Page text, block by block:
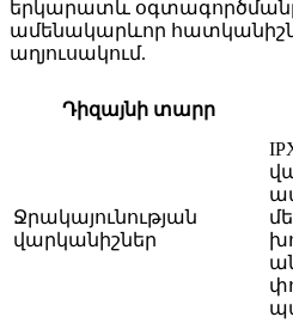
երկարատև
ամենակարևոր
աղյուսակում.
Դիզայնի տարր
Ջրակայունության
վարկանիշներ